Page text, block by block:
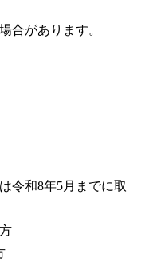
合があります。
令和8年5月までに取